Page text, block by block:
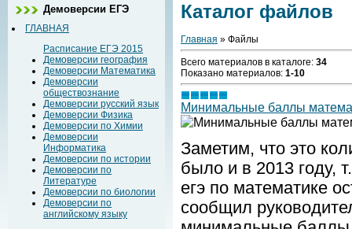
Демоверсии ЕГЭ
ГЛАВНАЯ
Расписание ЕГЭ 2015
Демоверсии география
Демоверсии Математика
Демоверсии
обществознание
Демоверсии русский язык
Демоверсии Физика
Демоверсии по Химии
Демоверсии
Информатика
Демоверсии по истории
Демоверсии по
Литературе
Демоверсии по биологии
Демоверсии по
английскому языку
Каталог файлов
Главная » Файлы
Всего материалов в каталоге: 34
Показано материалов: 1-10
Минимальные баллы
Заметим, что это
было и в 2013 году,
егэ по математике
сообщил